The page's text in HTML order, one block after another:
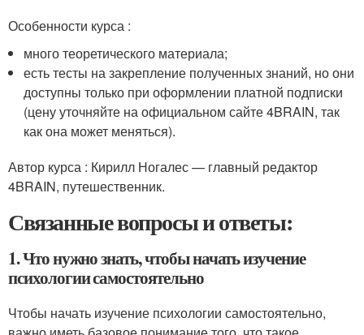
Особенности курса :
много теоретического материала;
есть тесты на закрепление полученных знаний, но они
доступны только при оформлении платной подписки
(цену уточняйте на официальном сайте 4BRAIN, так
как она может меняться).
Автор курса : Кирилл Ногалес — главный редактор
4BRAIN, путешественник.
Связанные вопросы и ответы:
1. Что нужно знать, чтобы начать изучение
психологии самостоятельно
Чтобы начать изучение психологии самостоятельно,